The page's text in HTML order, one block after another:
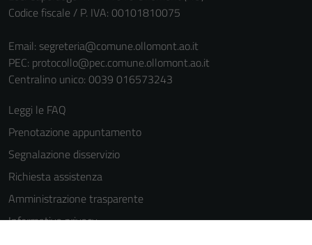
Codice fiscale / P. IVA: 00101810075
Email: segreteria@comune.ollomont.ao.it
PEC: protocollo@pec.comune.ollomont.ao.it
Centralino unico: 0039 016573243
Leggi le FAQ
Prenotazione appuntamento
Segnalazione disservizio
Richiesta assistenza
Amministrazione trasparente
Informativa privacy
possono
disabilitati.
Questi cookie